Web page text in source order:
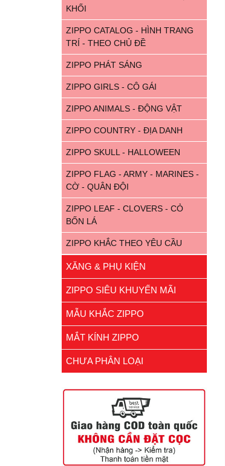
KHỐI
ZIPPO CATALOG - HÌNH TRANG
TRÍ - THEO CHỦ ĐỀ
ZIPPO PHÁT SÁNG
ZIPPO GIRLS - CÔ GÁI
ZIPPO ANIMALS - ĐỘNG VẬT
ZIPPO COUNTRY - ĐỊA DANH
ZIPPO SKULL - HALLOWEEN
ZIPPO FLAG - ARMY - MARINES -
CỜ - QUÂN ĐỘI
ZIPPO LEAF - CLOVERS - CỎ
BỐN LÁ
ZIPPO KHẮC THEO YÊU CẦU
XĂNG & PHỤ KIỆN
ZIPPO SIÊU KHUYẾN MÃI
MẪU KHẮC ZIPPO
MẮT KÍNH ZIPPO
CHƯA PHÂN LOẠI